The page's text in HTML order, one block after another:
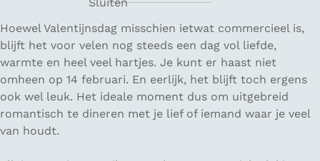
Hoewel Valentijnsdag misschien ietwat commercieel is,
blijft het voor velen nog steeds een dag vol liefde,
warmte en heel veel hartjes. Je kunt er haast niet
omheen op 14 februari. En eerlijk, het blijft toch ergens
ook wel leuk. Het ideale moment dus om uitgebreid
romantisch te dineren met je lief of iemand waar je veel
van houdt.